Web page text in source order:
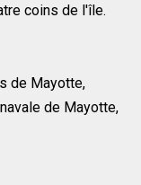
coins de l'île.
de Mayotte,
de Mayotte,